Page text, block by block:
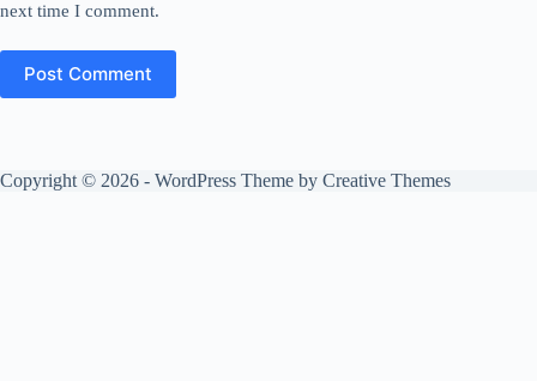
next time I comment.
Post Comment
Copyright © 2026 - WordPress Theme by Creative Themes